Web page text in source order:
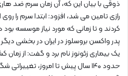
ذوقی با بیان این که، آن زمان سرم ضد
رازی تامین می شد، افزود: ابتدا سرم را
کردند و تا زمانی که مورد نیاز موسسه
پدر واکسن بروسلوز در ایران در بخشی
یک بیماری زئونوز نام برد و گفت: از
حدود ۱۴۰ سال پیش تا امروز،